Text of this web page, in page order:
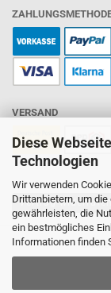
Diese
Technologien
Wir verwenden
Drittanbietern, um
gewährleisten, die
ein bestmögliches
Informationen finden
VERSAND
Vertrag